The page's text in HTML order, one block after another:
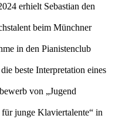
erhielt Sebastian den
beim Münchner
in den Pianistenclub
beste Interpretation eines
von „Jugend
junge Klaviertalente“ in